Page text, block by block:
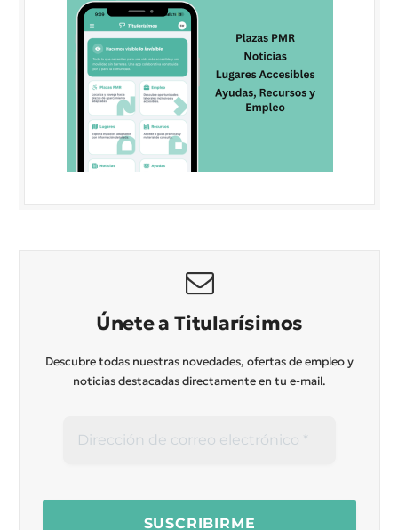
Únete a Titularísimos
Descubre todas nuestras novedades, ofertas de empleo y
noticias destacadas directamente en tu e-mail.